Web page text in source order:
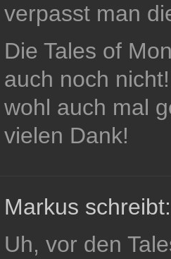
verpasst man
Die Tales of
auch noch
wohl auch mal
vielen Dank!
Markus schreibt:
Uh, vor den